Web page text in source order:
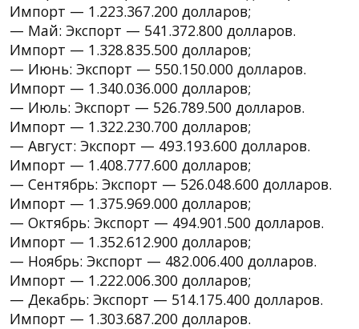
Импорт — 1.223.367.200 долларов;
— Май: Экспорт — 541.372.800 долларов.
Импорт — 1.328.835.500 долларов;
— Июнь: Экспорт — 550.150.000 долларов.
Импорт — 1.340.036.000 долларов;
— Июль: Экспорт — 526.789.500 долларов.
Импорт — 1.322.230.700 долларов;
— Август: Экспорт — 493.193.600 долларов.
Импорт — 1.408.777.600 долларов;
— Сентябрь: Экспорт — 526.048.600 долларов.
Импорт — 1.375.969.000 долларов;
— Октябрь: Экспорт — 494.901.500 долларов.
Импорт — 1.352.612.900 долларов;
— Ноябрь: Экспорт — 482.006.400 долларов.
Импорт — 1.222.006.300 долларов;
— Декабрь: Экспорт — 514.175.400 долларов.
Импорт — 1.303.687.200 долларов.